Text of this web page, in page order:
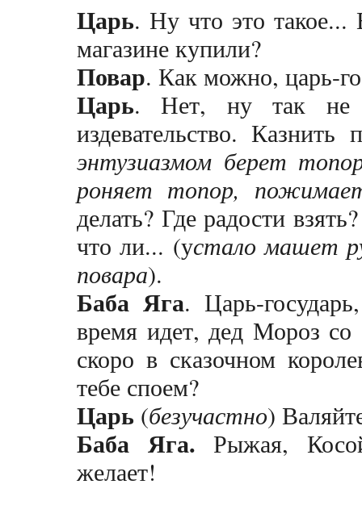
Царь. Ну что это такое...
магазине купили?
Повар. Как можно, царь-
Царь. Нет, ну так не
издевательство. Казнить
энтузиазмом берет
роняет топор,
делать? Где радости
что ли... (устало машет
повара).
Баба Яга. Царь-
время идет, дед Мороз
скоро в сказочном
тебе споем?
Царь (безучастно)
Баба Яга. Рыжая,
желает!